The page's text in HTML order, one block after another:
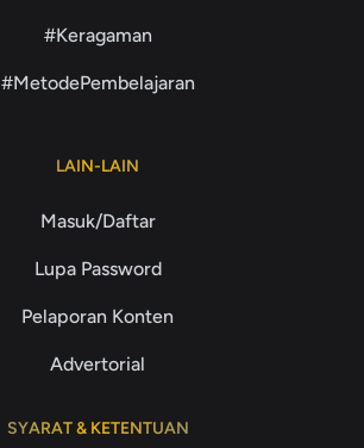
#Keragaman
#MetodePembelajaran
LAIN-LAIN
Masuk/Daftar
Lupa Password
Pelaporan Konten
Advertorial
SYARAT & KETENTUAN